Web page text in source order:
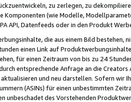
zu zerlegen, zu
Komponenten (wie Modelle,
API, Datenfeeds oder in den Produkt
die aus einem Bild bestehen,
einen Link auf
für einen Zeitraum von bis zu 24
entsprechende Anfrage an die
und neu darstellen. Sofern wir
(ASINs) für einen unbestimmten
unbeschadet des Vorstehenden